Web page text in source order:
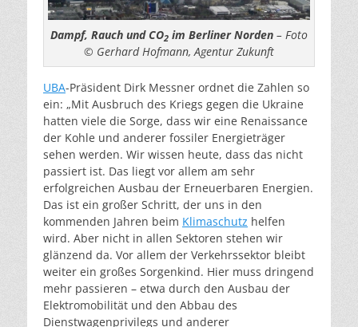
Dampf, Rauch und CO2 im Berliner Norden – Foto
© Gerhard Hofmann, Agentur Zukunft
UBA-Präsident Dirk Messner ordnet die Zahlen so
ein: „Mit Ausbruch des Kriegs gegen die Ukraine
hatten viele die Sorge, dass wir eine Renaissance
der Kohle und anderer fossiler Energieträger
sehen werden. Wir wissen heute, dass das nicht
passiert ist. Das liegt vor allem am sehr
erfolgreichen Ausbau der Erneuerbaren Energien.
Das ist ein großer Schritt, der uns in den
kommenden Jahren beim Klimaschutz helfen
wird. Aber nicht in allen Sektoren stehen wir
glänzend da. Vor allem der Verkehrssektor bleibt
weiter ein großes Sorgenkind. Hier muss dringend
mehr passieren – etwa durch den Ausbau der
Elektromobilität und den Abbau des
Dienstwagenprivilegs und anderer